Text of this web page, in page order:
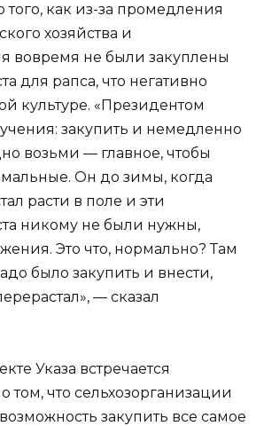
как из-за промедления
хозяйства и
вовремя не были закуплены
для рапса, что негативно
культуре. «Президентом
закупить и немедленно
возьми — главное, чтобы
Он до зимы, когда
расти в поле и эти
никому не были нужны,
Это что, нормально? Там
было закупить и внести,
— сказал
Указа встречается
том, что сельхозорганизации
закупить все самое